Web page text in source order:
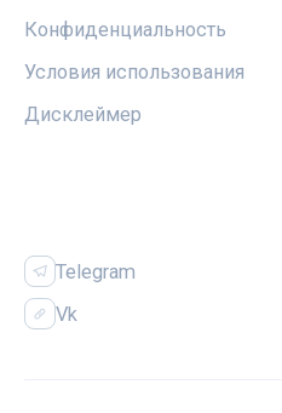
Конфиденциальность
Условия использования
Дисклеймер
Telegram
Vk